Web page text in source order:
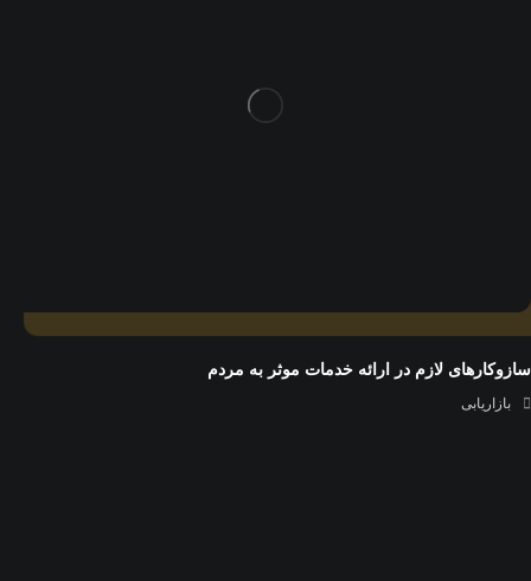
سازوكارهای لازم در ارائه خدمات موثر به مردم
بازاریابی